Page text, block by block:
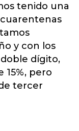
tenido una
y con los
dígito,
pero
tercer